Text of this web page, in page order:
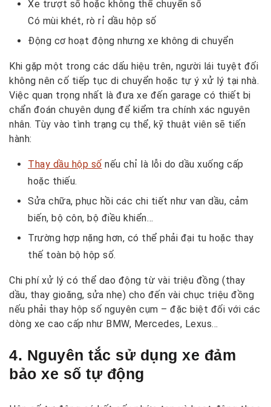
Xe trượt số hoặc không thể chuyển số
Có mùi khét, rò rỉ dầu hộp số
Động cơ hoạt động nhưng xe không di chuyển
Khi gặp một trong các dấu hiệu trên, người lái tuyệt đối
không nên cố tiếp tục di chuyển hoặc tự ý xử lý tại nhà.
Việc quan trọng nhất là đưa xe đến garage có thiết bị
chẩn đoán chuyên dụng để kiểm tra chính xác nguyên
nhân. Tùy vào tình trạng cụ thể, kỹ thuật viên sẽ tiến
hành:
Thay dầu hộp số nếu chỉ là lỗi do dầu xuống cấp
hoặc thiếu.
Sửa chữa, phục hồi các chi tiết như van dầu, cảm
biến, bộ côn, bộ điều khiển…
Trường hợp nặng hơn, có thể phải đại tu hoặc thay
thế toàn bộ hộp số.
Chi phí xử lý có thể dao động từ vài triệu đồng (thay
dầu, thay gioăng, sửa nhẹ) cho đến vài chục triệu đồng
nếu phải thay hộp số nguyên cụm – đặc biệt đối với các
dòng xe cao cấp như BMW, Mercedes, Lexus…
4. Nguyên tắc sử dụng xe đảm
bảo xe số tự động